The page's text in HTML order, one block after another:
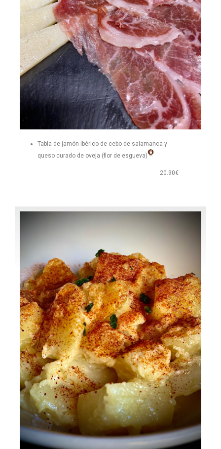
Tabla de jamón ibérico de cebo de salamanca y
queso curado de oveja (flor de esgueva)
20.90€